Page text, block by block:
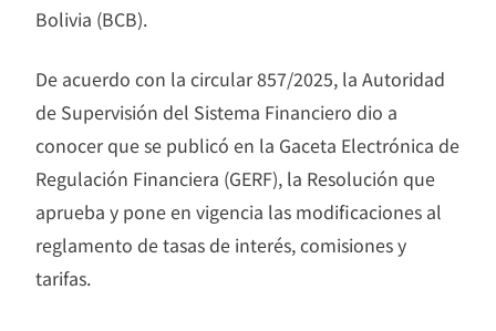
Bolivia (BCB).
De acuerdo con la circular 857/2025, la Autoridad
de Supervisión del Sistema Financiero dio a
conocer que se publicó en la Gaceta Electrónica de
Regulación Financiera (GERF), la Resolución que
aprueba y pone en vigencia las modificaciones al
reglamento de tasas de interés, comisiones y
tarifas.